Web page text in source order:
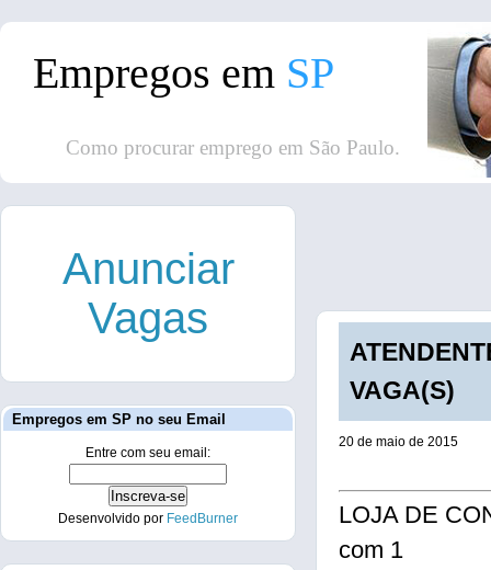
Empregos em SP
Como procurar emprego em São Paulo.
VAGA(S)
20 de maio de 2015
LOJA DE
com 1
Anunciar
Vagas
Empregos em SP no seu Email
Entre com seu email:
Desenvolvido por FeedBurner